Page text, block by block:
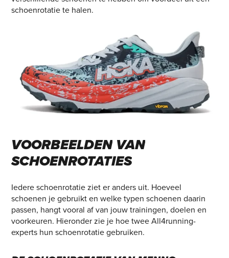
schoenrotatie te halen.
VOORBEELDEN VAN
SCHOENROTATIES
Iedere schoenrotatie ziet er anders uit. Hoeveel
schoenen je gebruikt en welke typen schoenen daarin
passen, hangt vooral af van jouw trainingen, doelen en
voorkeuren. Hieronder zie je hoe twee All4running-
experts hun schoenrotatie gebruiken.